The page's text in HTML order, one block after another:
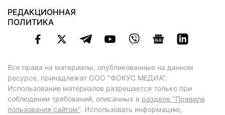
РЕДАКЦИОННАЯ
ПОЛИТИКА
Все права на материалы, опубликованные на данном
ресурсе, принадлежат ООО "ФОКУС МЕДИА".
Использование материалов разрешается только при
соблюдении требований, описанных в разделе "Правила
пользования сайтом". Использовать информацию,